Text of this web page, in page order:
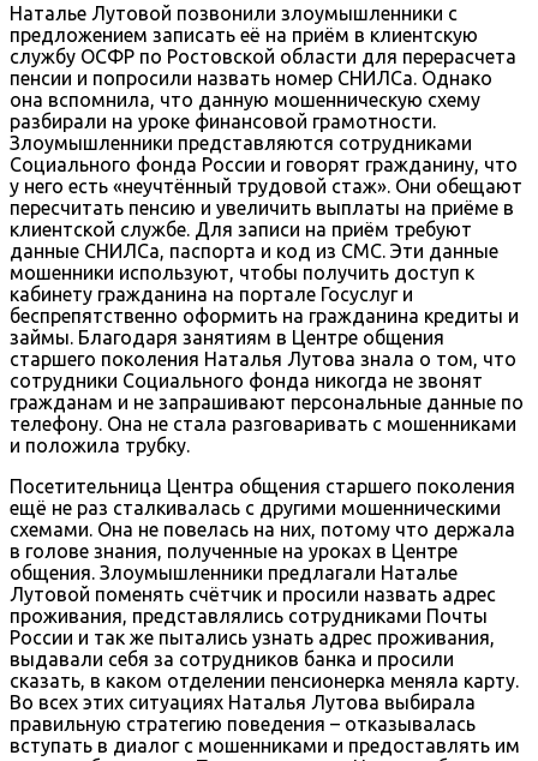
Наталье Лутовой позвонили злоумышленники с
предложением записать её на приём в клиентскую
службу ОСФР по Ростовской области для перерасчета
пенсии и попросили назвать номер СНИЛСа. Однако
она вспомнила, что данную мошенническую схему
разбирали на уроке финансовой грамотности.
Злоумышленники представляются сотрудниками
Социального фонда России и говорят гражданину, что
у него есть «неучтённый трудовой стаж». Они обещают
пересчитать пенсию и увеличить выплаты на приёме в
клиентской службе. Для записи на приём требуют
данные СНИЛСа, паспорта и код из СМС. Эти данные
мошенники используют, чтобы получить доступ к
кабинету гражданина на портале Госуслуг и
беспрепятственно оформить на гражданина кредиты и
займы. Благодаря занятиям в Центре общения
старшего поколения Наталья Лутова знала о том, что
сотрудники Социального фонда никогда не звонят
гражданам и не запрашивают персональные данные по
телефону. Она не стала разговаривать с мошенниками
и положила трубку.
Посетительница Центра общения старшего поколения
ещё не раз сталкивалась с другими мошенническими
схемами. Она не повелась на них, потому что держала
в голове знания, полученные на уроках в Центре
общения. Злоумышленники предлагали Наталье
Лутовой поменять счётчик и просили назвать адрес
проживания, представлялись сотрудниками Почты
России и так же пытались узнать адрес проживания,
выдавали себя за сотрудников банка и просили
сказать, в каком отделении пенсионерка меняла карту.
Во всех этих ситуациях Наталья Лутова выбирала
правильную стратегию поведения – отказывалась
вступать в диалог с мошенниками и предоставлять им